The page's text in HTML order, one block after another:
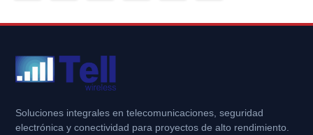
Soluciones integrales en telecomunicaciones, seguridad
electrónica y conectividad para proyectos de alto rendimiento.